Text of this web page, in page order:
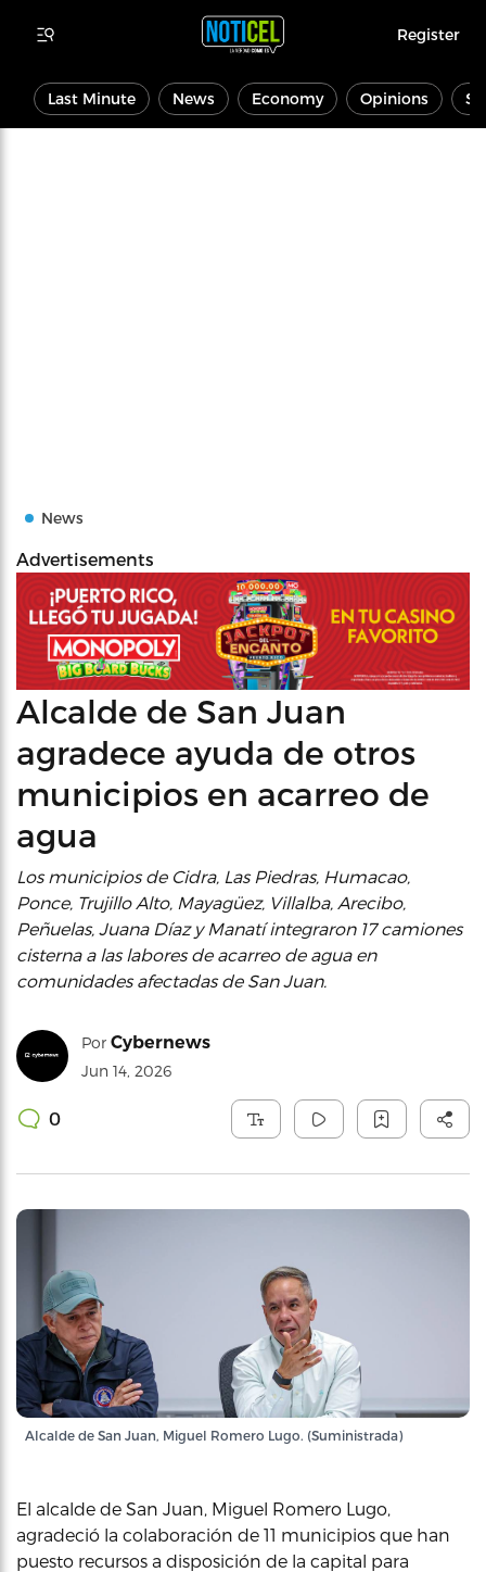
Register
Last Minute News Economy Opinions
News
Advertisements
Alcalde de San Juan
agradece ayuda de otros
municipios en acarreo de
agua
Los municipios de Cidra, Las Piedras, Humacao,
Ponce, Trujillo Alto, Mayagüez, Villalba, Arecibo,
Peñuelas, Juana Díaz y Manatí integraron 17 camiones
cisterna a las labores de acarreo de agua en
comunidades afectadas de San Juan.
Por Cybernews
Jun 14, 2026
0
Alcalde de San Juan, Miguel Romero Lugo. (Suministrada)
El alcalde de San Juan, Miguel Romero Lugo,
agradeció la colaboración de 11 municipios que han
puesto recursos a disposición de la capital para